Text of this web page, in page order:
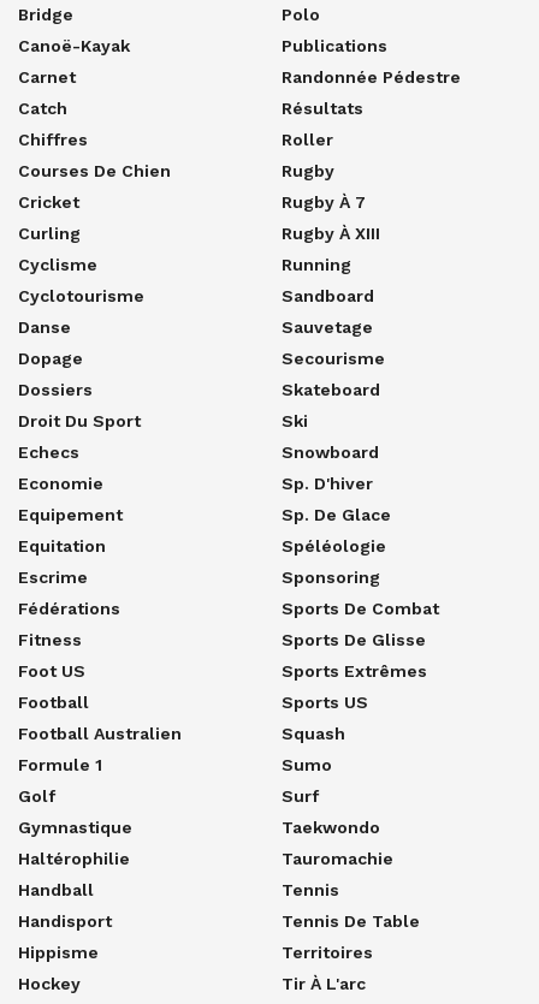
Bridge
Canoë-Kayak
Carnet
Catch
Chiffres
Courses De Chien
Cricket
Curling
Cyclisme
Cyclotourisme
Danse
Dopage
Dossiers
Droit Du Sport
Echecs
Economie
Equipement
Equitation
Escrime
Fédérations
Fitness
Foot US
Football
Football Australien
Formule 1
Golf
Gymnastique
Haltérophilie
Handball
Handisport
Hippisme
Hockey
Polo
Publications
Randonnée Pédestre
Résultats
Roller
Rugby
Rugby À 7
Rugby À XIII
Running
Sandboard
Sauvetage
Secourisme
Skateboard
Ski
Snowboard
Sp. D'hiver
Sp. De Glace
Spéléologie
Sponsoring
Sports De Combat
Sports De Glisse
Sports Extrêmes
Sports US
Squash
Sumo
Surf
Taekwondo
Tauromachie
Tennis
Tennis De Table
Territoires
Tir À L'arc